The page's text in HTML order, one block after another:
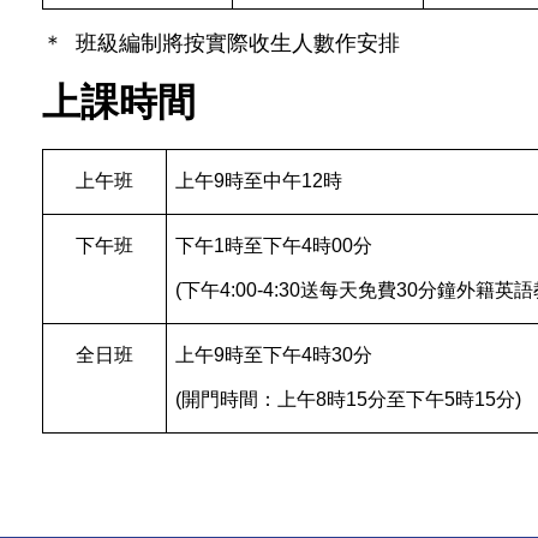
＊ 班級編制將按實際收生人數作安排
上課時間
上午班 上午9時至中午12時
下午班 下午1時至下午4時00分
(下午4:00-4:30送每天免費30分鐘外籍英語
全日班 上午9時至下午4時30分
(開門時間：上午8時15分至下午5時15分)